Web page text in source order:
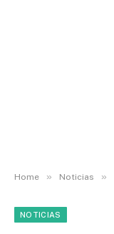
Home » Noticias »
NOTICIAS